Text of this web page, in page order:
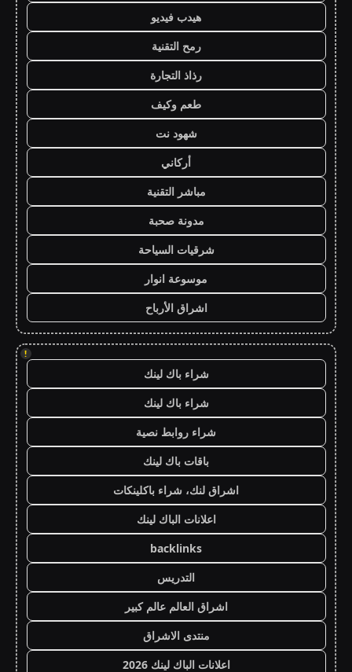
هيدب فيديو
رمح التقنية
رذاذ التجارة
طعم وكيف
شهود نت
أركاني
مباشر التقنية
مدونة صحبة
شرقيات السياحة
موسوعة انوار
اشراق الأرباح
!
شراء باك لينك
شراء باك لينك
شراء روابط نصية
باقات باك لينك
اشراق لنك، شراء باكلينكات
اعلانات الباك لينك
backlinks
التدريس
اشراق العالم عالم كبير
منتدى الاشراق
اعلانات الباك لينك 2026